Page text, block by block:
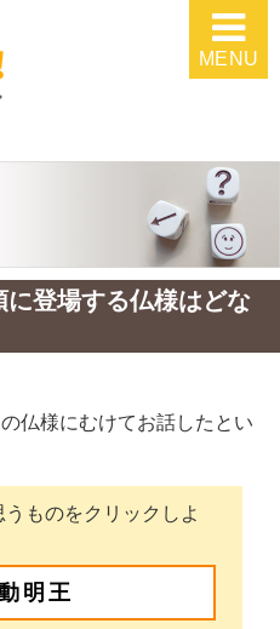
MENU
登場する仏様はどな
仏様にむけてお話したとい
ものをクリックしよ
明王